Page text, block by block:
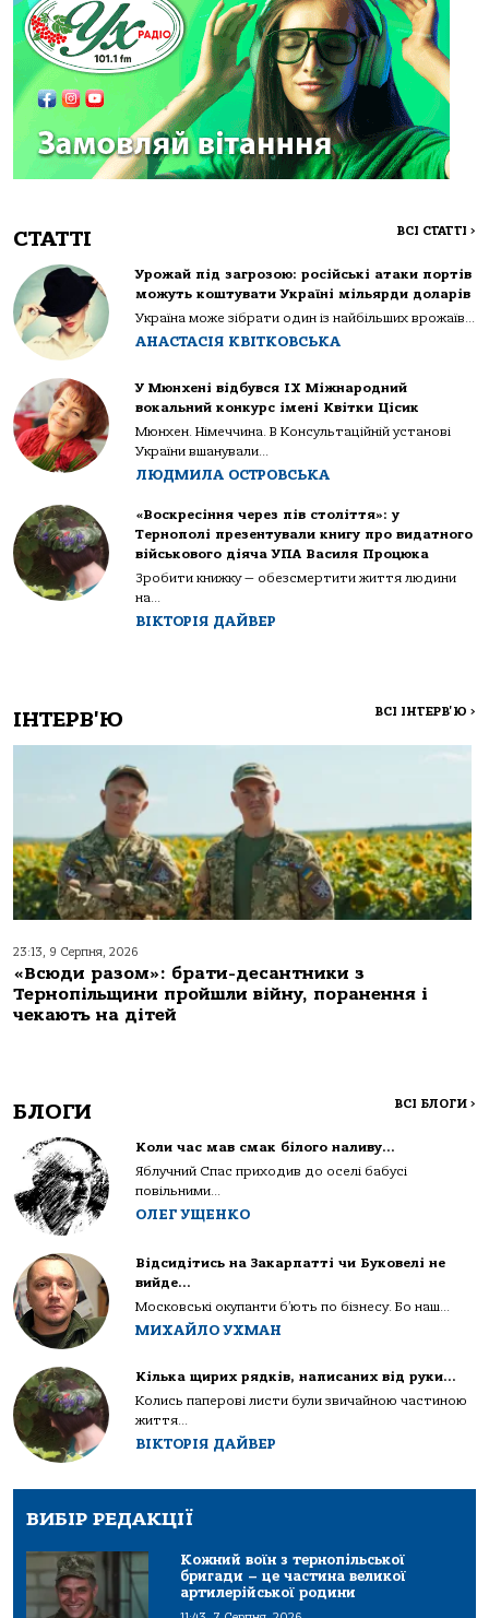
СТАТТІ ВСІ СТАТТІ >
Урожай під загрозою: російські атаки портів
можуть коштувати Україні мільярди доларів
Україна може зібрати один із найбільших врожаїв...
АНАСТАСІЯ КВІТКОВСЬКА
У Мюнхені відбувся IX Міжнародний
вокальний конкурс імені Квітки Цісик
Мюнхен. Німеччина. В Консультаційній установі
України вшанували...
ЛЮДМИЛА ОСТРОВСЬКА
«Воскресіння через пів століття»: у
Тернополі презентували книгу про видатного
військового діяча УПА Василя Процюка
Зробити книжку — обезсмертити життя людини
на...
ВІКТОРІЯ ДАЙВЕР
ІНТЕРВ'Ю ВСІ ІНТЕРВ'Ю >
23:13, 9 Серпня, 2026
«Всюди разом»: брати-десантники з
Тернопільщини пройшли війну, поранення і
чекають на дітей
БЛОГИ ВСІ БЛОГИ >
Коли час мав смак білого наливу…
Яблучний Спас приходив до оселі бабусі
повільними...
ОЛЕГ УЩЕНКО
Відсидітись на Закарпатті чи Буковелі не
вийде…
Московські окупанти б’ють по бізнесу. Бо наш...
МИХАЙЛО УХМАН
Кілька щирих рядків, написаних від руки…
Колись паперові листи були звичайною частиною
життя...
ВІКТОРІЯ ДАЙВЕР
ВИБІР РЕДАКЦІЇ
Кожний воїн з тернопільської
бригади – це частина великої
артилерійської родини